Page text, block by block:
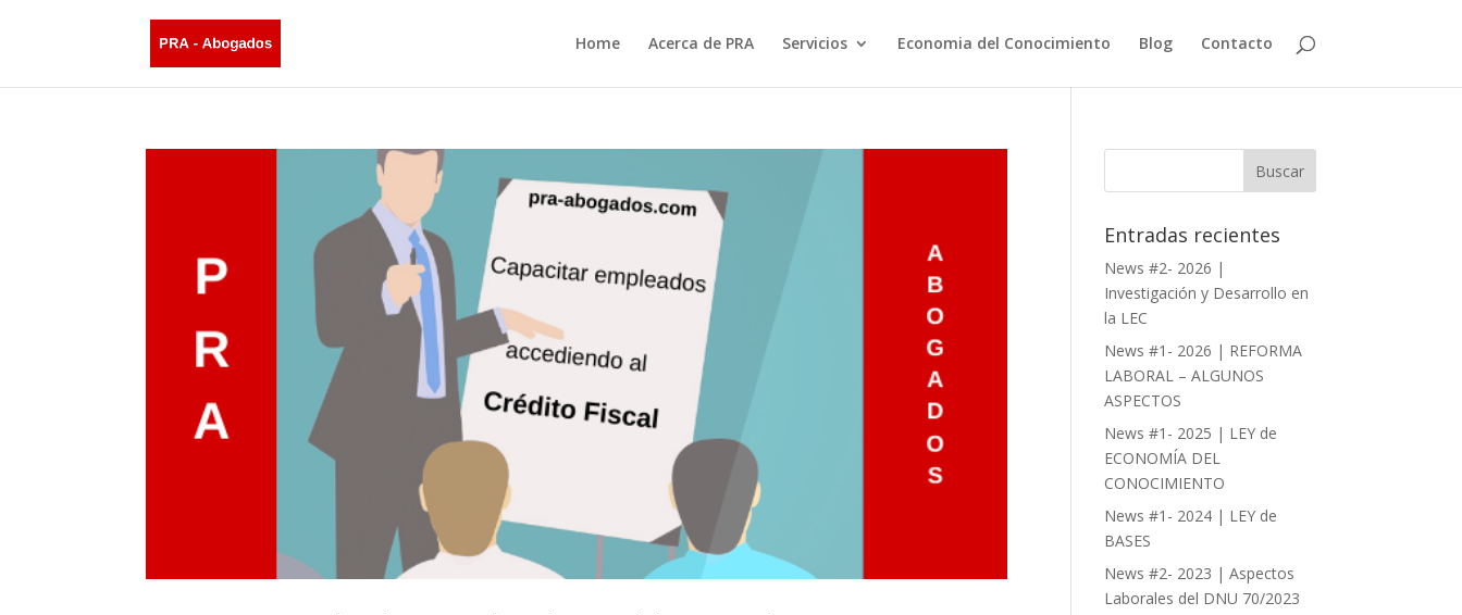
Home Acerca de PRA Servicios Economia del Conocimiento Blog Contacto
Entradas recientes
News #2- 2026 |
Investigación y Desarrollo en
la LEC
News #1- 2026 | REFORMA
LABORAL – ALGUNOS
ASPECTOS
News #1- 2025 | LEY de
ECONOMÍA DEL
CONOCIMIENTO
News #1- 2024 | LEY de
BASES
News #2- 2023 | Aspectos
Laborales del DNU 70/2023